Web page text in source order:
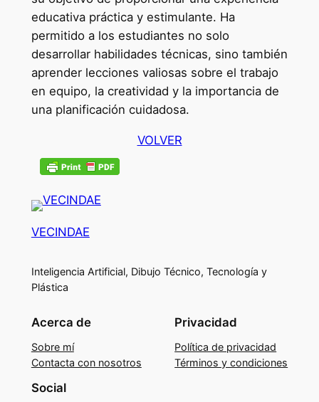
educativa práctica y estimulante. Ha
permitido a los estudiantes no solo
desarrollar habilidades técnicas, sino también
aprender lecciones valiosas sobre el trabajo
en equipo, la creatividad y la importancia de
una planificación cuidadosa.
VOLVER
VECINDAE
Inteligencia Artificial, Dibujo Técnico, Tecnología y
Plástica
Acerca de
Sobre mí
Contacta con nosotros
Privacidad
Política de privacidad
Términos y condiciones
Social